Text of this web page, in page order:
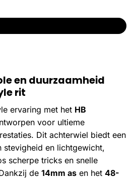
en duurzaamheid
rit
ervaring met het HB
voor ultieme
Dit achterwiel biedt een
stevigheid en lichtgewicht,
scherpe tricks en snelle
de 14mm as en het 48-